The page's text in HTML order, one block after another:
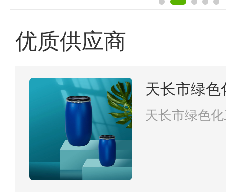
优质供应商
天长市绿
天长市绿色